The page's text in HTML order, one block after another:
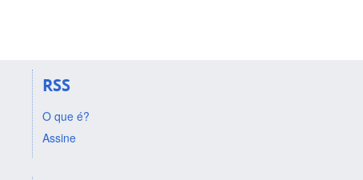
RSS
O que é?
Assine